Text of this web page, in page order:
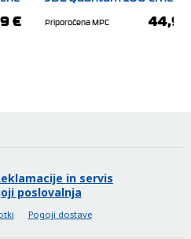
€ Priporočena MPC
in servis
poslovalnja
Pogoji dostave